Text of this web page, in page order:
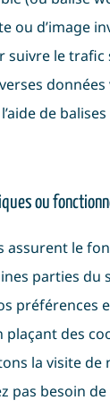
ou d’image
suivre le trafic
de
ou
assurent le
parties du
préférences
plaçant des
la visite de
pas besoin